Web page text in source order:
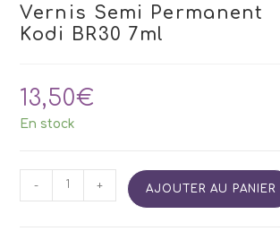
Vernis Semi Permanent
Kodi BR30 7ml
13,50€
En stock
quantité
- + AJOUTER AU PANIER